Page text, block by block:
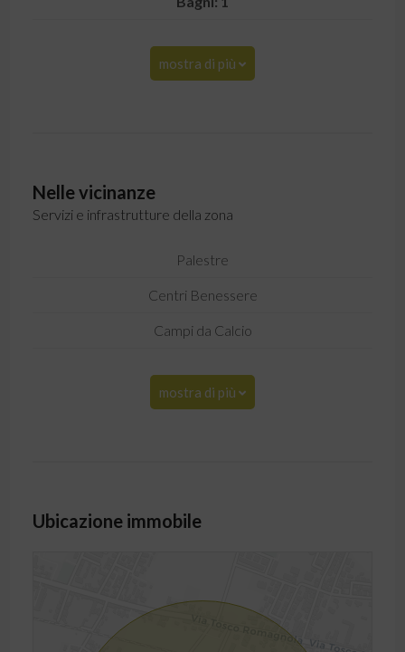
mostra di più
Nelle vicinanze
Servizi e infrastrutture della zona
Palestre
Centri Benessere
Campi da Calcio
mostra di più
Ubicazione immobile